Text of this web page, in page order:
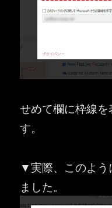
せめて欄に枠線
す。
▼実際、このよう
ました。